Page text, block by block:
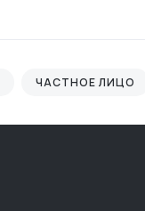
ЧАСТНОЕ ЛИЦО